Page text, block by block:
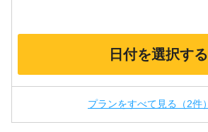
日付を選択する
プランをすべて見る（2件）